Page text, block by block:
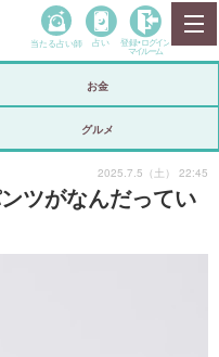
当たる占い師 占い 登録• ログイン
マイルーム
お金
グルメ
ツがなんだってい
2025.7.5（土） 22:45